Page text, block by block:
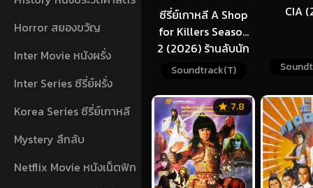
Horror สยองขวัญ
Inter Movie หนังผรั่ง
Inter Series ซีรี่ย์ฝรั่ง
Korea Series ซีรี่ย์เกาหลี
Mystery ลึกลับ
Netflix Movie หนังเน็ตฟิก
ซีรี่ย์เกาหลี A Shop
for Killers Season
2 (2026) ร้านลับนัก
ฆ่า ซีซั่น 2 ซับไทย
Soundtrack(T)
CIA
7.8